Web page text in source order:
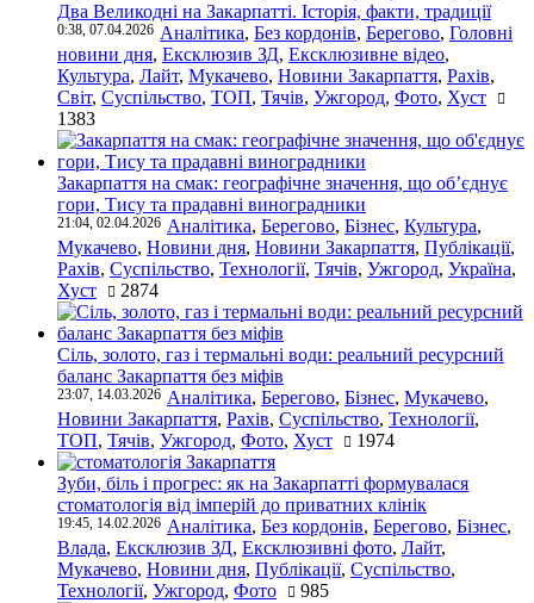
Два Великодні на Закарпатті. Історія, факти, традиції
0:38, 07.04.2026 Аналітика, Без кордонів, Берегово, Головні
новини дня, Ексклюзив ЗД, Ексклюзивне відео,
Культура, Лайт, Мукачево, Новини Закарпаття, Рахів,
Світ, Суспільство, ТОП, Тячів, Ужгород, Фото, Хуст
1383
Закарпаття на смак: географічне значення, що об’єднує
гори, Тису та прадавні виноградники
21:04, 02.04.2026 Аналітика, Берегово, Бізнес, Культура,
Мукачево, Новини дня, Новини Закарпаття, Публікації,
Рахів, Суспільство, Технології, Тячів, Ужгород, Україна,
Хуст
2874
Сіль, золото, газ і термальні води: реальний ресурсний
баланс Закарпаття без міфів
23:07, 14.03.2026 Аналітика, Берегово, Бізнес, Мукачево,
Новини Закарпаття, Рахів, Суспільство, Технології,
ТОП, Тячів, Ужгород, Фото, Хуст 1974
Зуби, біль і прогрес: як на Закарпатті формувалася
стоматологія від імперій до приватних клінік
19:45, 14.02.2026 Аналітика, Без кордонів, Берегово, Бізнес,
Влада, Ексклюзив ЗД, Ексклюзивні фото, Лайт,
Мукачево, Новини дня, Публікації, Суспільство,
Технології, Ужгород, Фото 985